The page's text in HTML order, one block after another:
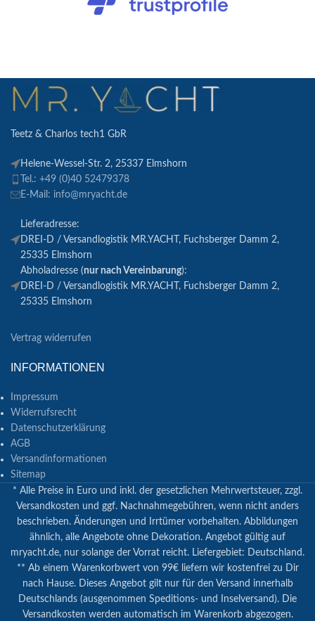
Teetz & Charlos tech1 GbR
Helene-Wessel-Str. 2, 25337 Elmshorn
Tel.: +49 (0)40 52479378
E-Mail: info@mryacht.de
Lieferadresse:
DREI-D / Versandlogistik MR.YACHT, Fuchsberger Damm 2,
25335 Elmshorn
Abholadresse (nur nach Vereinbarung):
DREI-D / Versandlogistik MR.YACHT, Fuchsberger Damm 2,
25335 Elmshorn
Vertrag widerrufen
INFORMATIONEN
Impressum
Widerrufsrecht
Datenschutzerklärung
AGB
Versandinformationen
Sitemap
* Alle Preise in Euro und inkl. der gesetzlichen Mehrwertsteuer, zzgl.
Versandkosten und ggf. Nachnahmegebühren, wenn nicht anders
beschrieben. Änderungen und Irrtümer vorbehalten. Abbildungen
ähnlich, alle Angebote ohne Dekoration. Angebot gültig auf
mryacht.de, nur solange der Vorrat reicht. Liefergebiet: Deutschland.
** Ab einem Warenkorbwert von 99€ liefern wir kostenfrei zu Dir
nach Hause. Dieses Angebot gilt nur für den Versand innerhalb
Deutschlands (ausgenommen Speditions- und Inselversand). Die
Versandkosten werden automatisch im Warenkorb abgezogen.